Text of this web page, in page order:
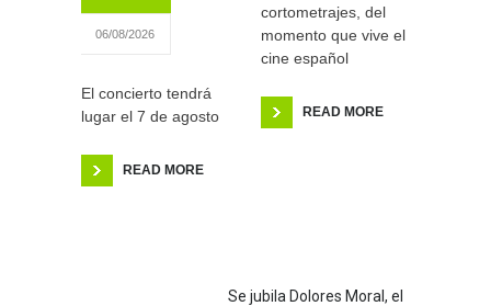
06/08/2026
El concierto tendrá
lugar el 7 de agosto
READ MORE
cortometrajes, del
momento que vive el
cine español
READ MORE
Se jubila Dolores Moral, el